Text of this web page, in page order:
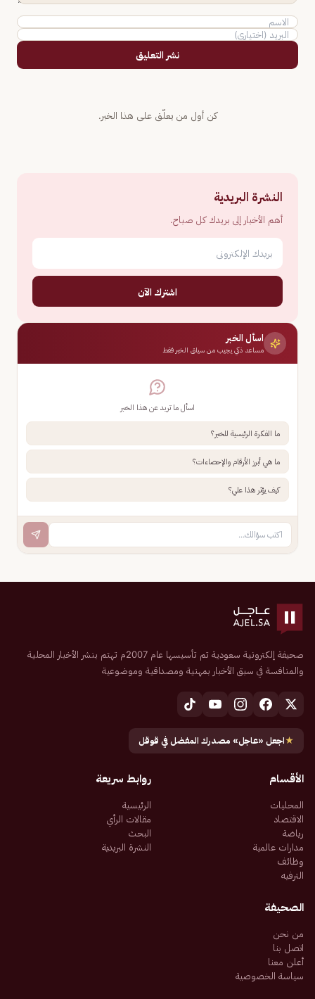
نشر التعليق
كن أول من يعلّق على هذا الخبر.
النشرة البريدية
أهم الأخبار إلى بريدك كل صباح.
اشترك الآن
اسأل الخبر
مساعد ذكي يجيب من سياق الخبر فقط
اسأل ما تريد عن هذا الخبر
ما الفكرة الرئيسية للخبر؟
ما هي أبرز الأرقام والإحصاءات؟
كيف يؤثر هذا علي؟
صحيفة إلكترونية سعودية تم تأسيسها عام 2007م تهتم بنشر الأخبار المحلية
والمنافسة في سبق الأخبار بمهنية ومصداقية وموضوعية
★اجعل «عاجل» مصدرك المفضل في قوقل
الأقسام
المحليات
الاقتصاد
رياضة
مدارات عالمية
وظائف
الترفيه
روابط سريعة
الرئيسية
مقالات الرأي
البحث
النشرة البريدية
الصحيفة
من نحن
اتصل بنا
أعلن معنا
سياسة الخصوصية